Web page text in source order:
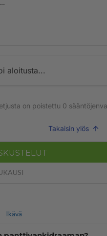
aloitusta...
on poistettu 0
Takaisin ylös
Ikävä